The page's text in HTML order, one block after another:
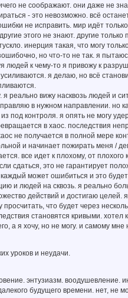
не соображают. они даже не
- это невозможно. всё
не исправить. мир идёт
этого не знают. другие
инерция такая, что могу
но что-то не так. я
людей к чему-то я привожу к
я делаю, но всё
реально вижу насквозь людей и
в нужном направлении. но
контроля. я опять не могу
в хаос. последствия
не получается в полной мере
и начинает пожирать меня /
все идет к плохому, от
сдаться, это не гарантирует
может ошибиться и это
и людей на сквозь. я реально
действий и достигаю целей.
что будет через
становятся кривыми. хотел
а я хочу, но не могу. и самому
уроков и неудачи.
энтузиазм. воодушевление.
будущего времени. нет, не